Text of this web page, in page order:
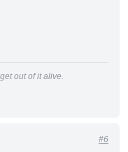
out of it alive.
#6